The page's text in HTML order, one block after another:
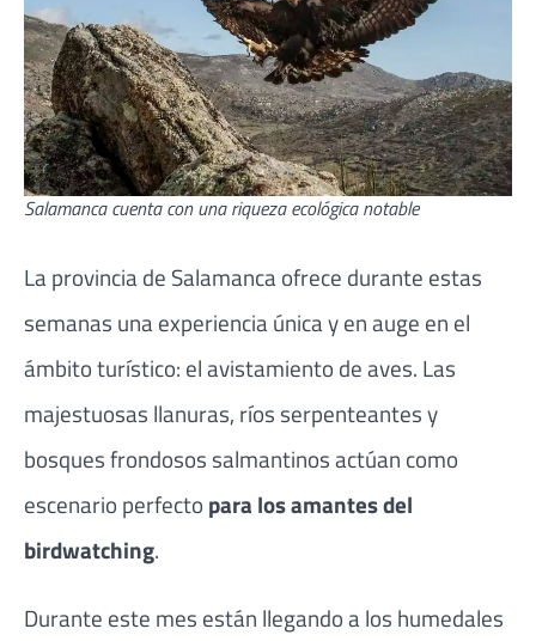
Salamanca cuenta con una riqueza ecológica notable
La provincia de Salamanca ofrece durante estas
semanas una experiencia única y en auge en el
ámbito turístico: el avistamiento de aves. Las
majestuosas llanuras, ríos serpenteantes y
bosques frondosos salmantinos actúan como
escenario perfecto para los amantes del
birdwatching.
Durante este mes están llegando a los humedales